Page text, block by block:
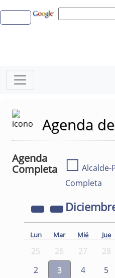
Agenda
Agenda
Completa
☐ Alcalde-
Completa
Lun Mar Mié Jue
25 26 27 28
2
3 4 5